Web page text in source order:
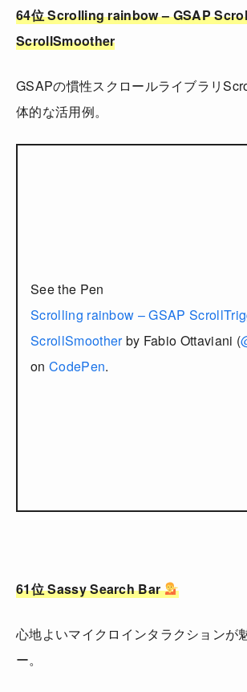
64位 Scrolling rainbow – GSAP
ScrollSmoother
GSAPの慣性スクロールライブラリ
体的な活用例。
See the Pen
Scrolling rainbow – GSAP
ScrollSmootherby Fabio Ottaviani (
on CodePen.
61位 Sassy Search Bar
心地よいマイクロインタラクションが
ー。